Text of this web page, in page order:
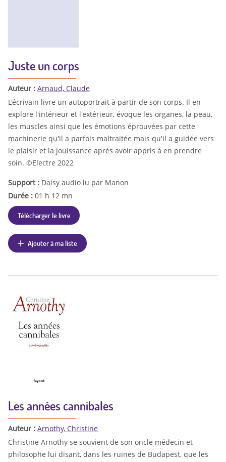
Juste un corps
Auteur : Arnaud, Claude
L'écrivain livre un autoportrait à partir de son corps. Il en
explore l'intérieur et l'extérieur, évoque les organes, la peau,
les muscles ainsi que les émotions éprouvées par cette
machinerie qu'il a parfois maltraitée mais qu'il a guidée vers
le plaisir et la jouissance après avoir appris à en prendre
soin. ©Electre 2022
Support : Daisy audio lu par Manon
Durée : 01 h 12 mn
Télécharger le livre
Ajouter à ma liste
Les années cannibales
Auteur : Arnothy, Christine
Christine Arnothy se souvient de son oncle médecin et
philosophe lui disant, dans les ruines de Budapest, que les